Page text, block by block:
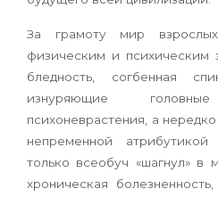
За грамоту мир взрослых
физическим и психическим
бледность, согбенная
изнуряющие
психоневрастения, а
непременной
только всеобуч «шагнул» в
хроническая